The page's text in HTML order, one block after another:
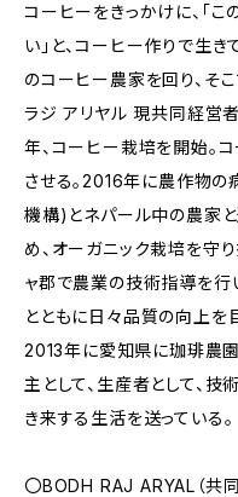
コーヒーをきっかけに、「
い」と、コーヒー作りで生
のコーヒー農家を回り、そ
ラジ アリヤル 現共同経営
年、コーヒー栽培を開始。
させる。2016年に農作物
機構)とネパール中の農家
め、オーガニック栽培を守
ャ郡で農業の技術指導を
とともに日々品質の向上を
2013年に愛知県に珈琲農
主として、生産者として、
き来する生活を送っている。
〇BODH RAJ ARYAL（共